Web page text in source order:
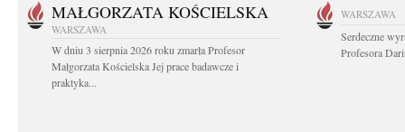
MAŁGORZATA KOŚCIELSKA
WARSZAWA
W dniu 3 sierpnia 2026 roku zmarła Profesor
Małgorzata Kościelska Jej prace badawcze i
praktyka...
WARSZAWA
Serdeczne
Profesora